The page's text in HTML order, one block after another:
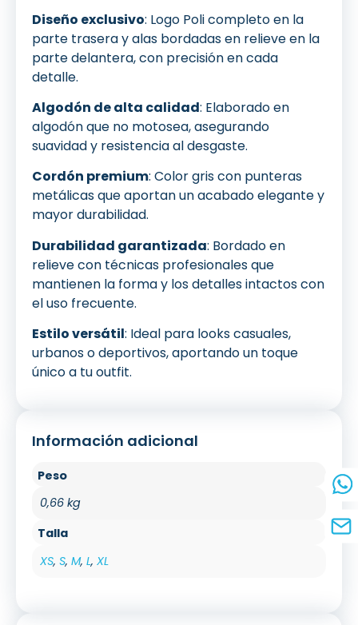
Diseño exclusivo: Logo Poli completo en la
parte trasera y alas bordadas en relieve en la
parte delantera, con precisión en cada
detalle.
Algodón de alta calidad: Elaborado en
algodón que no motosea, asegurando
suavidad y resistencia al desgaste.
Cordón premium: Color gris con punteras
metálicas que aportan un acabado elegante y
mayor durabilidad.
Durabilidad garantizada: Bordado en
relieve con técnicas profesionales que
mantienen la forma y los detalles intactos con
el uso frecuente.
Estilo versátil: Ideal para looks casuales,
urbanos o deportivos, aportando un toque
único a tu outfit.
Información adicional
Peso
0,66 kg
Talla
XS, S, M, L, XL